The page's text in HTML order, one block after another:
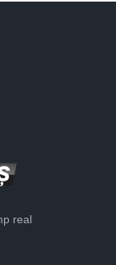
real